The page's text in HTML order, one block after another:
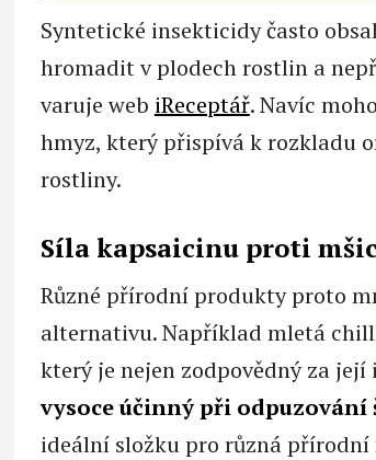
Syntetické insekticidy často
hromadit v plodech rostlin a
varuje web iReceptář. Navíc
hmyz, který přispívá k rozkladu
rostliny.
Síla kapsaicinu proti
Různé přírodní produkty proto
alternativu. Například mletá
který je nejen zodpovědný za
vysoce účinný při
ideální složku pro různá